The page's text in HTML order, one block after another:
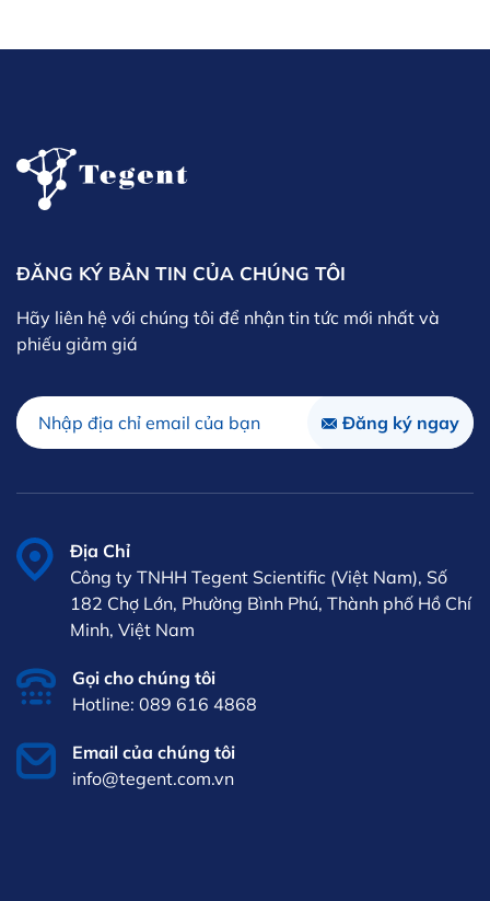
ĐĂNG KÝ BẢN TIN CỦA CHÚNG TÔI
Hãy liên hệ với chúng tôi để nhận tin tức mới nhất và
phiếu giảm giá
Địa Chỉ
Công ty TNHH Tegent Scientific (Việt Nam), Số
182 Chợ Lớn, Phường Bình Phú, Thành phố Hồ Chí
Minh, Việt Nam
Gọi cho chúng tôi
Hotline: 089 616 4868
Email của chúng tôi
info@tegent.com.vn